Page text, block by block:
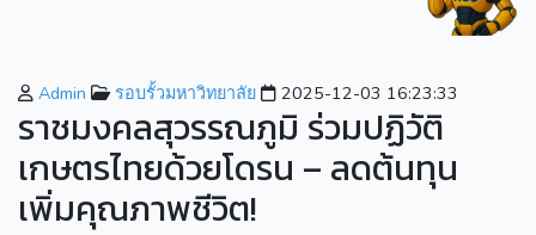
Admin รอบรั้วมหาวิทยาลัย 2025-12-03 16:23:33
ราชมงคลสุวรรณภูมิ ร่วมปฏิวัติ
เกษตรไทยด้วยโดรน – ลดต้นทุน
เพิ่มคุณภาพชีวิต!